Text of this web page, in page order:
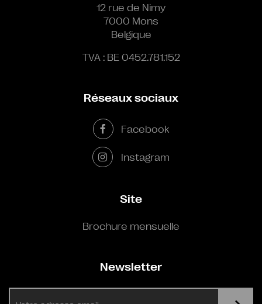
12 rue de Nimy
7000 Mons
Belgique
TVA : BE 0452.781.152
Réseaux sociaux
Facebook
Instagram
Site
Brochure mensuelle
Newsletter